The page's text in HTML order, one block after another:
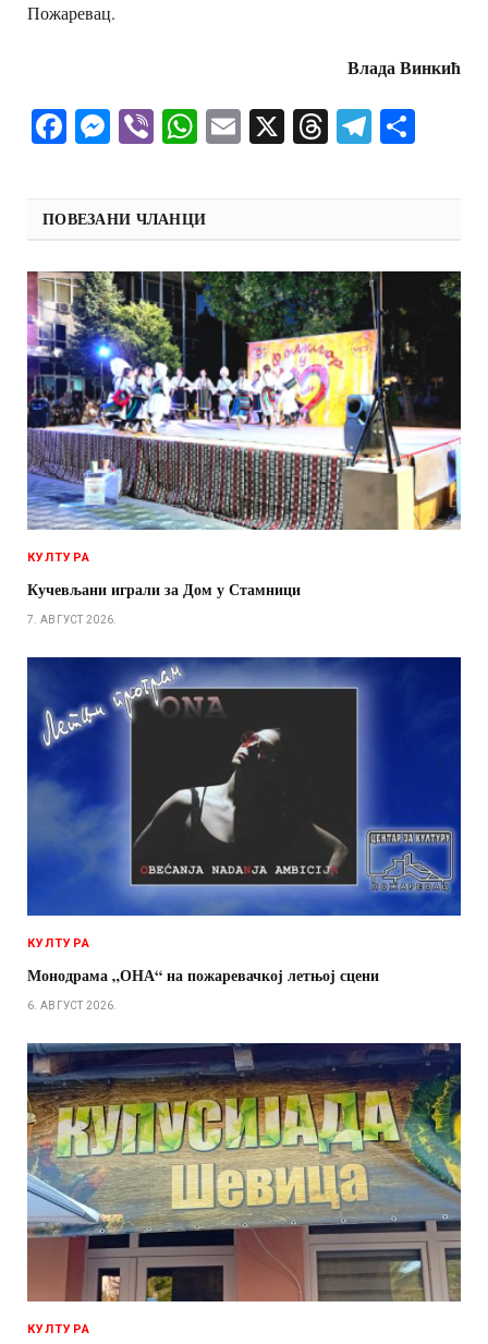
Пожаревац.
Влада Винкић
Facebook
Messenger
ViberWhatsApp
Email
X Threads
ПОВЕЗАНИ ЧЛАНЦИ
КУЛТУРА
Кучевљани играли за Дом у Стамници
7. АВГУСТ 2026.
КУЛТУРА
Монодрама „ОНА“ на пожаревачкој летњој сцени
6. АВГУСТ 2026.
КУЛТУРА